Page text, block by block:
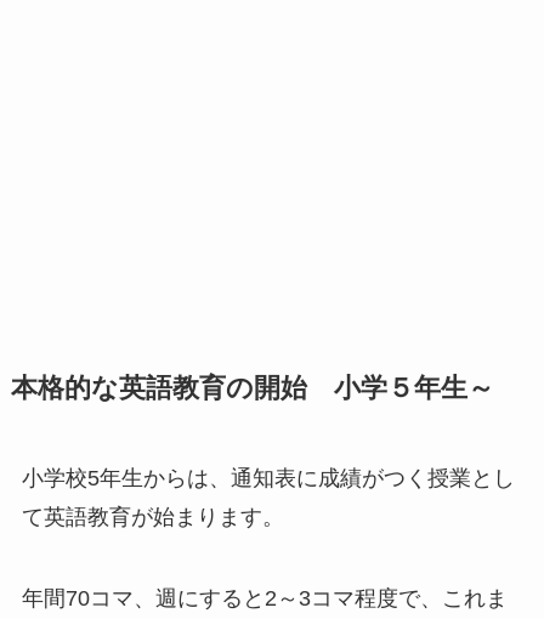
本格的な英語教育の開始 小学５年生～
小学校5年生からは、 通知表に成績がつく授業とし
て英語教育が始まります。
年間70コマ、週にすると2～3コマ程度で、これま